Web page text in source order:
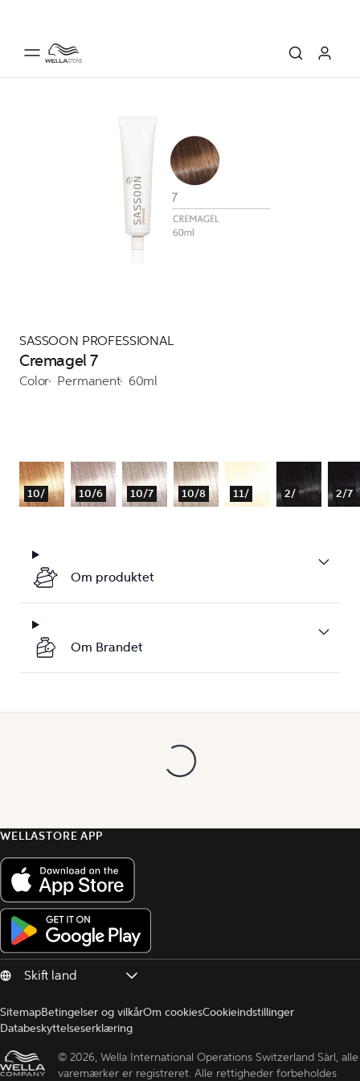
SASSOON PROFESSIONAL
Cremagel 7
Color Permanent 60ml
10/ 10/6 10/7 10/8 11/ 2/ 2/7
Om produktet
Om Brandet
WELLASTORE APP
SitemapBetingelser og vilkårOm cookiesCookieindstillinger
Databeskyttelseserklæring
© 2026, Wella International Operations Switzerland Sàrl, alle
varemærker er registreret. Alle rettigheder forbeholdes